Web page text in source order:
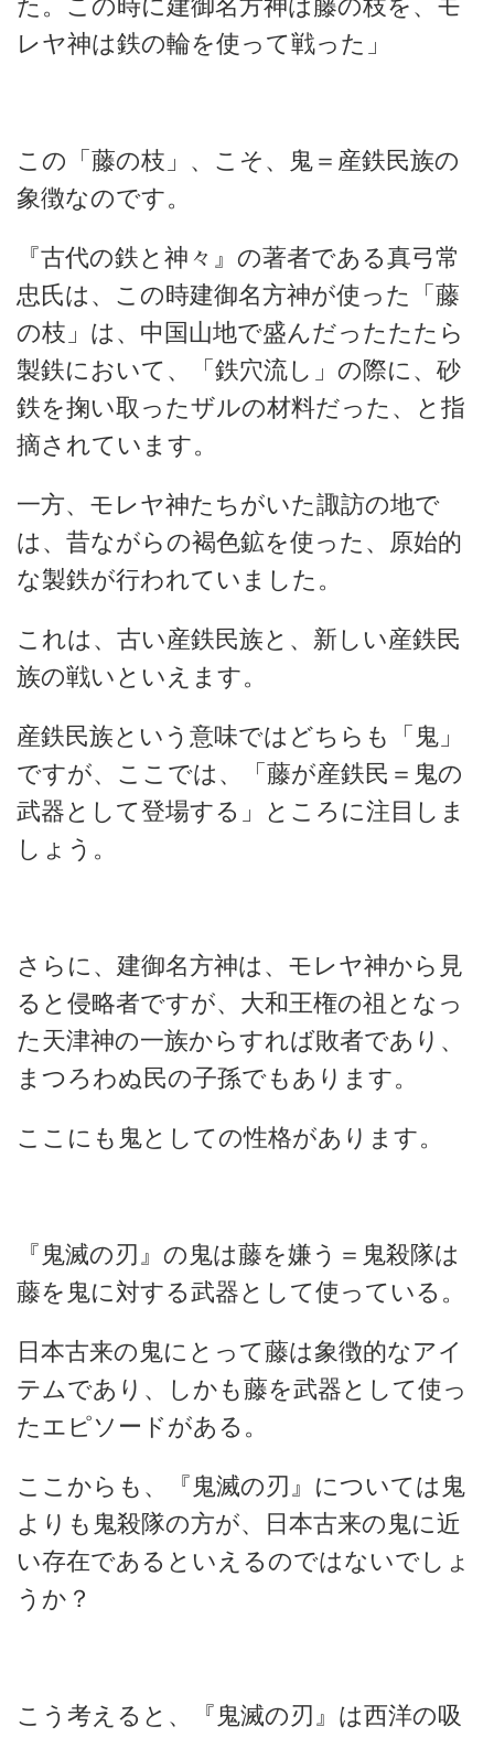
レヤ神は鉄の輪を使って戦った」
この「藤の枝」、こそ、鬼＝産鉄民族の
象徴なのです。
『古代の鉄と神々』の著者である真弓常
忠氏は、この時建御名方神が使った「藤
の枝」は、中国山地で盛んだったたたら
製鉄において、「鉄穴流し」の際に、砂
鉄を掬い取ったザルの材料だった、と指
摘されています。
一方、モレヤ神たちがいた諏訪の地で
は、昔ながらの褐色鉱を使った、原始的
な製鉄が行われていました。
これは、古い産鉄民族と、新しい産鉄民
族の戦いといえます。
産鉄民族という意味ではどちらも「鬼」
ですが、ここでは、「藤が産鉄民＝鬼の
武器として登場する」ところに注目しま
しょう。
さらに、建御名方神は、モレヤ神から見
ると侵略者ですが、大和王権の祖となっ
た天津神の一族からすれば敗者であり、
まつろわぬ民の子孫でもあります。
ここにも鬼としての性格があります。
『鬼滅の刃』の鬼は藤を嫌う＝鬼殺隊は
藤を鬼に対する武器として使っている。
日本古来の鬼にとって藤は象徴的なアイ
テムであり、しかも藤を武器として使っ
たエピソードがある。
ここからも、『鬼滅の刃』については鬼
よりも鬼殺隊の方が、日本古来の鬼に近
い存在であるといえるのではないでしょ
うか？
こう考えると、『鬼滅の刃』は西洋の吸